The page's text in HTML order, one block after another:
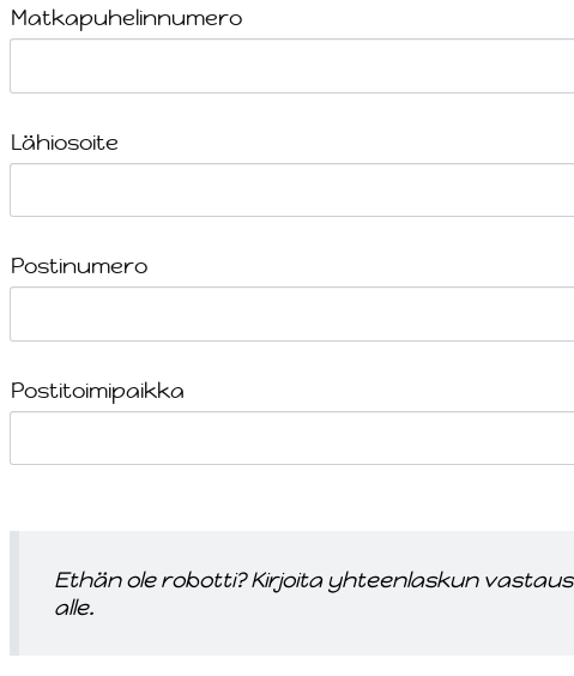
Matkapuhelinnumero
Lähiosoite
Postinumero
Postitoimipaikka
Ethän ole robotti? Kirjoita yhteenlaskun vastaus
alle.